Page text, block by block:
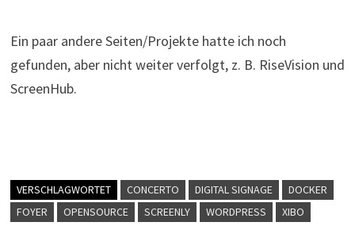
Ein paar andere Seiten/Projekte hatte ich noch
gefunden, aber nicht weiter verfolgt, z. B. RiseVision und
ScreenHub.
VERSCHLAGWORTET CONCERTO DIGITAL SIGNAGE
DOCKER
FOYER
OPENSOURCE SCREENLY WORDPRESS XIBO